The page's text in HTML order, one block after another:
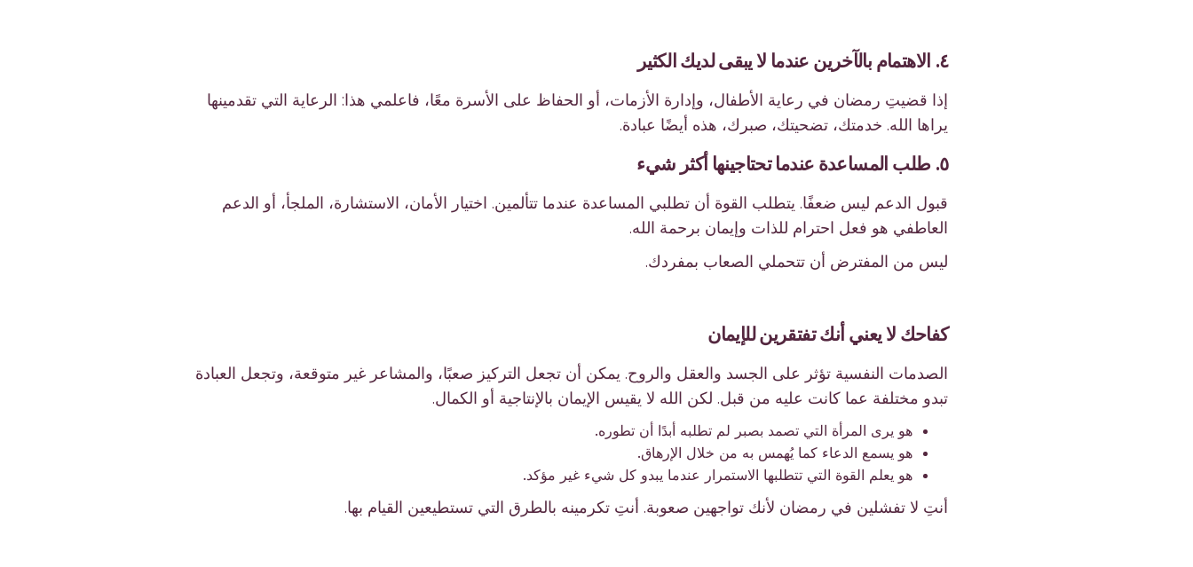
٤. الاهتمام بالآخرين عندما لا يبقى لديك الكثير
إذا قضيتِ رمضان في رعاية الأطفال، وإدارة الأزمات، أو الحفاظ على الأسرة معًا، فاعلمي هذا: الرعاية التي تقدمينها
يراها الله. خدمتك، تضحيتك، صبرك، هذه أيضًا عبادة.
٥. طلب المساعدة عندما تحتاجينها أكثر شيء
قبول الدعم ليس ضعفًا. يتطلب القوة أن تطلبي المساعدة عندما تتألمين. اختيار الأمان، الاستشارة، الملجأ، أو الدعم
العاطفي هو فعل احترام للذات وإيمان برحمة الله.
ليس من المفترض أن تتحملي الصعاب بمفردك.
كفاحك لا يعني أنك تفتقرين للإيمان
الصدمات النفسية تؤثر على الجسد والعقل والروح. يمكن أن تجعل التركيز صعبًا، والمشاعر غير متوقعة، وتجعل العبادة
تبدو مختلفة عما كانت عليه من قبل. لكن الله لا يقيس الإيمان بالإنتاجية أو الكمال.
هو يرى المرأة التي تصمد بصبر لم تطلبه أبدًا أن تطوره.
هو يسمع الدعاء كما يُهمس به من خلال الإرهاق.
هو يعلم القوة التي تتطلبها الاستمرار عندما يبدو كل شيء غير مؤكد.
أنتِ لا تفشلين في رمضان لأنك تواجهين صعوبة. أنتِ تكرمينه بالطرق التي تستطيعين القيام بها.